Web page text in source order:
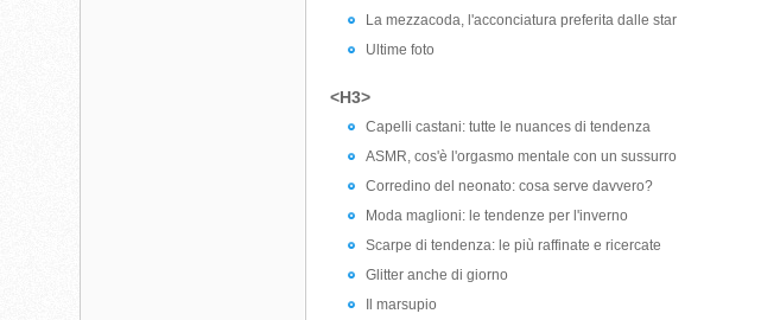
La mezzacoda, l'acconciatura preferita dalle star
Ultime foto
<H3>
Capelli castani: tutte le nuances di tendenza
ASMR, cos'è l'orgasmo mentale con un sussurro
Corredino del neonato: cosa serve davvero?
Moda maglioni: le tendenze per l'inverno
Scarpe di tendenza: le più raffinate e ricercate
Glitter anche di giorno
Il marsupio